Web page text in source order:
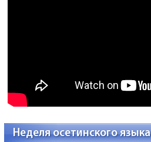
Неделя осетинского языка